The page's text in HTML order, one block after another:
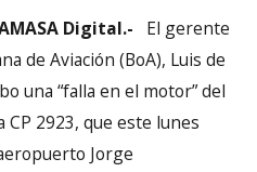
Digital.-
El gerente
de Aviación (BoA), Luis de
una “falla en el motor” del
CP 2923, que este lunes
Jorge